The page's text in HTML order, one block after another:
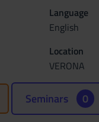
Language
English
Location
VERONA
Seminars 0